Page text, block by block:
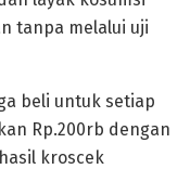
tanpa melalui uji
beli untuk setiap
Rp.200rb dengan
kroscek